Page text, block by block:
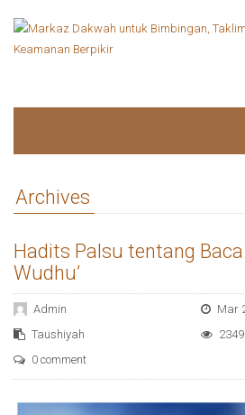
Archives
Hadits Palsu tentang
Wudhu’
Admin
Mar
Taushiyah
2349
0 comment